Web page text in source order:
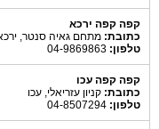
קפה קפה ירכא
כתובת: מתחם גאיה סנטר,
טלפון:
קפה קפה עכו
כתובת: קניון עזריאלי, עכו
טלפון: